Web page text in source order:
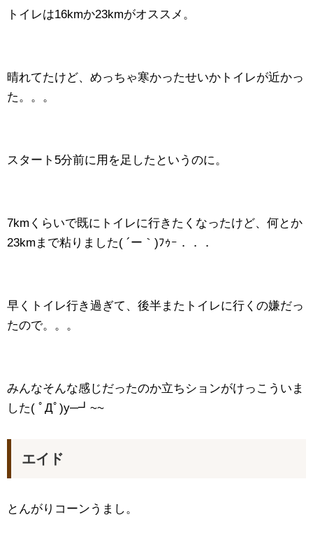
トイレは16kmか23kmがオススメ。
晴れてたけど、めっちゃ寒かったせいかトイレが近かっ
た。。。
スタート5分前に用を足したというのに。
7kmくらいで既にトイレに行きたくなったけど、何とか
23kmまで粘りました( ´ー｀)ﾌｩｰ．．．
早くトイレ行き過ぎて、後半またトイレに行くの嫌だっ
たので。。。
みんなそんな感じだったのか立ちションがけっこういま
した( ﾟДﾟ)y─┛~~
エイド
とんがりコーンうまし。